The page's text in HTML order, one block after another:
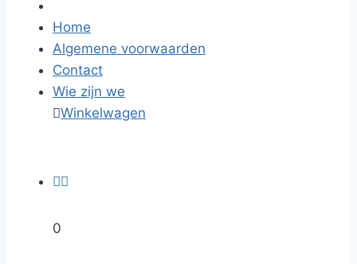
Home
Algemene voorwaarden
Contact
Wie zijn we
Winkelwagen

0